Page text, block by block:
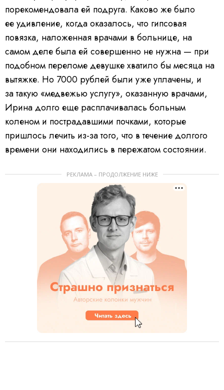
порекомендовала ей подруга. Каково же было
ее удивление, когда оказалось, что гипсовая
повязка, наложенная врачами в больнице, на
самом деле была ей совершенно не нужна — при
подобном переломе девушке хватило бы месяца на
вытяжке. Но 7000 рублей были уже уплачены, и
за такую «медвежью услугу», оказанную врачами,
Ирина долго еще расплачивалась больным
коленом и пострадавшими почками, которые
пришлось лечить из-за того, что в течение долгого
времени они находились в пережатом состоянии.
РЕКЛАМА – ПРОДОЛЖЕНИЕ НИЖЕ